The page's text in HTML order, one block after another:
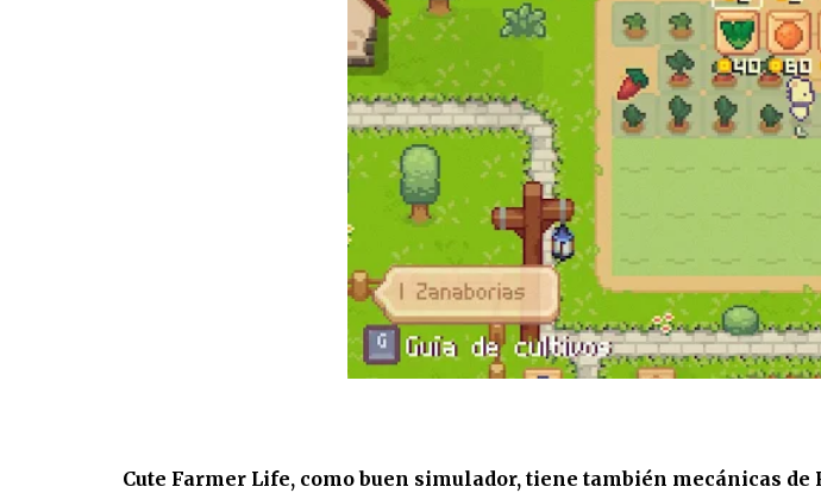
Cute Farmer Life, como buen simulador, tiene también mecánicas de